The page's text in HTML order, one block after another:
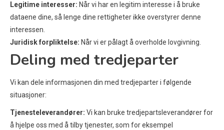
Legitime interesser: Når vi har en legitim interesse i å bruke
dataene dine, så lenge dine rettigheter ikke overstyrer denne
interessen.
Juridisk forpliktelse: Når vi er pålagt å overholde lovgivning.
Deling med tredjeparter
Vi kan dele informasjonen din med tredjeparter i følgende
situasjoner:
Tjenesteleverandører: Vi kan bruke tredjepartsleverandører for
å hjelpe oss med å tilby tjenester, som for eksempel